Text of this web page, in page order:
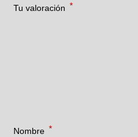
Tu valoración *
Nombre *